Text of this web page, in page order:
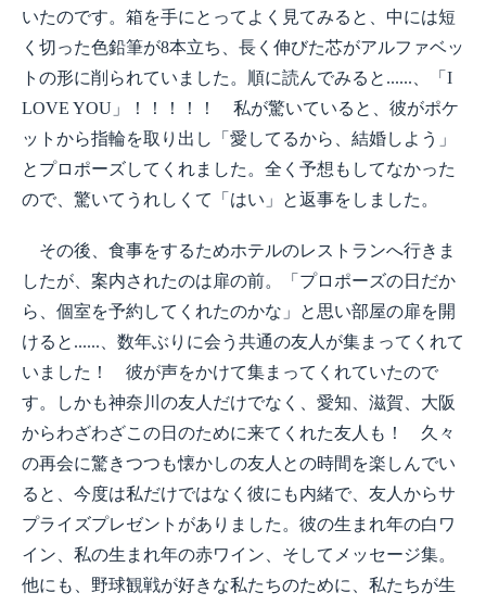
いたのです。箱を手にとってよく見てみると、中には短
く切った色鉛筆が8本立ち、長く伸びた芯がアルファベッ
トの形に削られていました。順に読んでみると......、「I
LOVE YOU」！！！！！ 私が驚いていると、彼がポケ
ットから指輪を取り出し「愛してるから、結婚しよう」
とプロポーズしてくれました。全く予想もしてなかった
ので、驚いてうれしくて「はい」と返事をしました。
その後、食事をするためホテルのレストランへ行きま
したが、案内されたのは扉の前。「プロポーズの日だか
ら、個室を予約してくれたのかな」と思い部屋の扉を開
けると......、数年ぶりに会う共通の友人が集まってくれて
いました！ 彼が声をかけて集まってくれていたので
す。しかも神奈川の友人だけでなく、愛知、滋賀、大阪
からわざわざこの日のために来てくれた友人も！ 久々
の再会に驚きつつも懐かしの友人との時間を楽しんでい
ると、今度は私だけではなく彼にも内緒で、友人からサ
プライズプレゼントがありました。彼の生まれ年の白ワ
イン、私の生まれ年の赤ワイン、そしてメッセージ集。
他にも、野球観戦が好きな私たちのために、私たちが生